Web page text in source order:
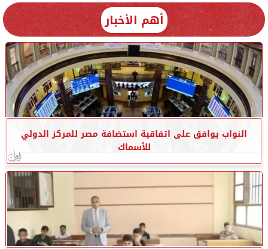
أهم الأخبار
النواب يوافق على اتفاقية استضافة مصر للمركز الدولي
للأسماك